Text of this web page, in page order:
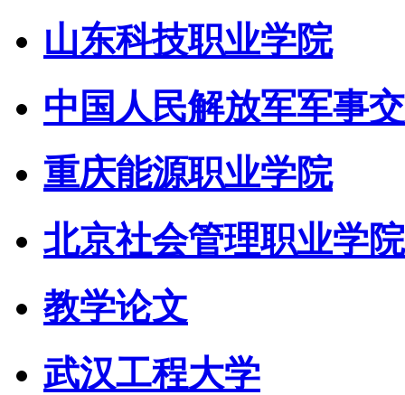
山东科技职业学院
中国人民解放军军事
重庆能源职业学院
北京社会管理职业学院
教学论文
武汉工程大学